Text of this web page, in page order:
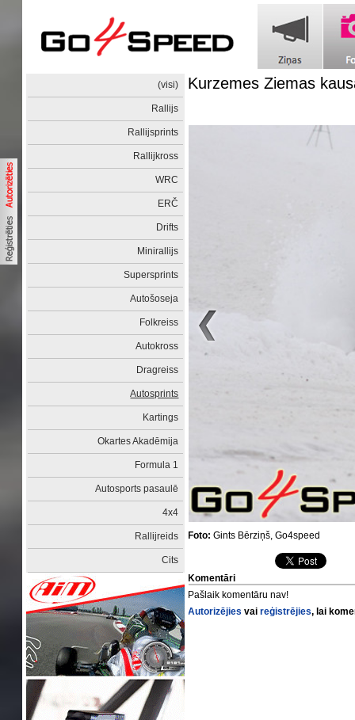
(visi)
Rallijs
Rallijsprints
Rallijkross
WRC
ERČ
Drifts
Minirallijs
Supersprints
Autošoseja
Folkreiss
Autokross
Dragreiss
Autosprints
Kartings
Okartes Akadēmija
Formula 1
Autosports pasaulē
4x4
Rallijreids
Cits
Kurzemes Ziemas
Foto: Gints Bērziņš, Go4speed
Komentāri
Pašlaik komentāru nav!
Autorizējies vaireģistrējies, lai